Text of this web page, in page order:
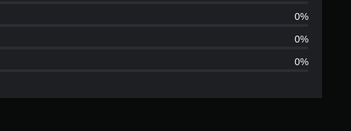
价
1
颗
星
0%
0%
0%